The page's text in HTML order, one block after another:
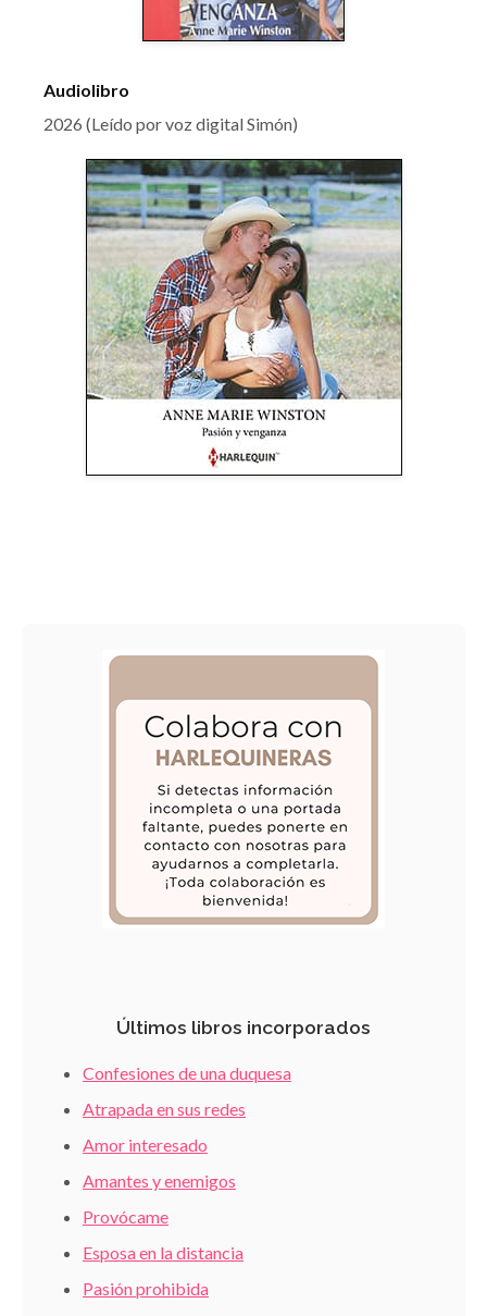
Audiolibro
2026 (Leído por voz digital Simón)
Últimos libros incorporados
Confesiones de una duquesa
Atrapada en sus redes
Amor interesado
Amantes y enemigos
Provócame
Esposa en la distancia
Pasión prohibida